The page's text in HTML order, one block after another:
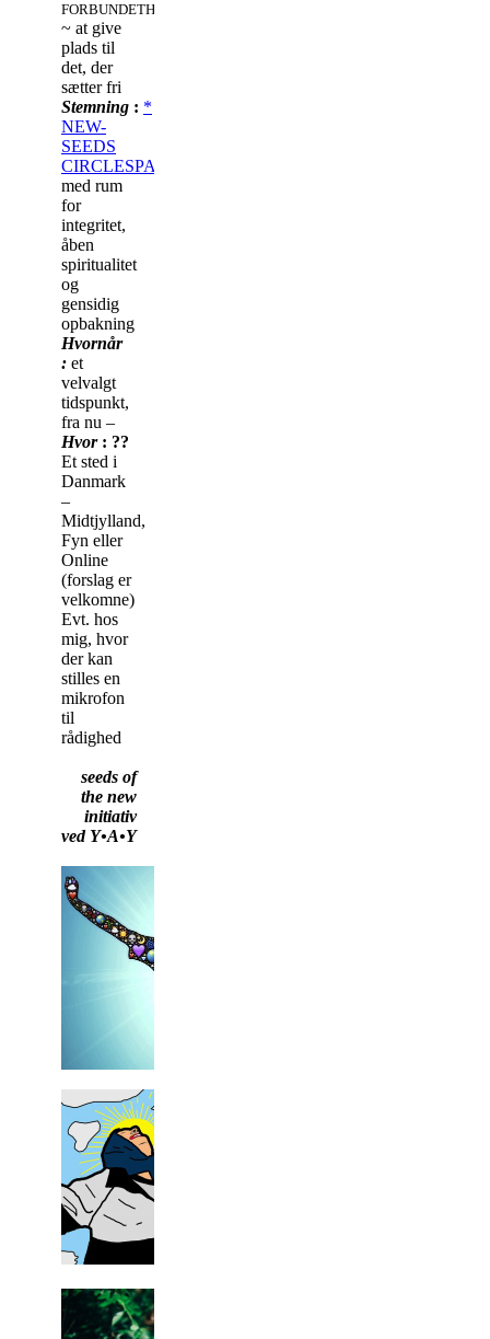
FORBUNDETHED
~ at give
plads til
det, der
sætter fri
Stemning : *
NEW-
SEEDS
CIRCLESPACE
med rum
for
integritet,
åben
spiritualitet
og
gensidig
opbakning
Hvornår
: et
velvalgt
tidspunkt,
fra nu –
Hvor : ??
Et sted i
Danmark
–
Midtjylland,
Fyn eller
Online
(forslag er
velkomne)
Evt. hos
mig, hvor
der kan
stilles en
mikrofon
til
rådighed
seeds of
the new
initiativ
ved Y•A•Y